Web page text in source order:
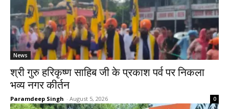
News
श्री गुरु हरिकृष्ण साहिब जी के प्रकाश पर्व पर निकला
भव्य नगर कीर्तन
Paramdeep Singh - August 5, 2026 0